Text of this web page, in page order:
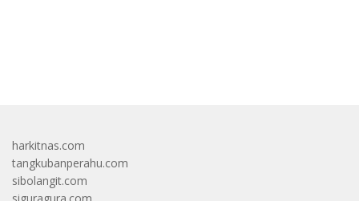
harkitnas.com
tangkubanperahu.com
sibolangit.com